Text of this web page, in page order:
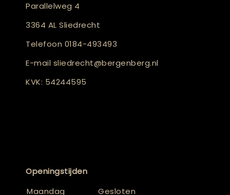
Parallelweg 4
3364 AL Sliedrecht
Telefoon 0184-493493
E-mail sliedrecht@bergenberg.nl
KVK: 54244595
Openingstijden
Maandag
Gesloten